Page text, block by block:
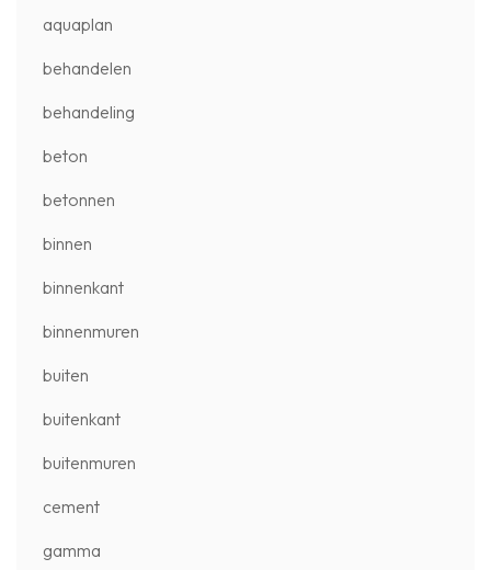
aquaplan
behandelen
behandeling
beton
betonnen
binnen
binnenkant
binnenmuren
buiten
buitenkant
buitenmuren
cement
gamma